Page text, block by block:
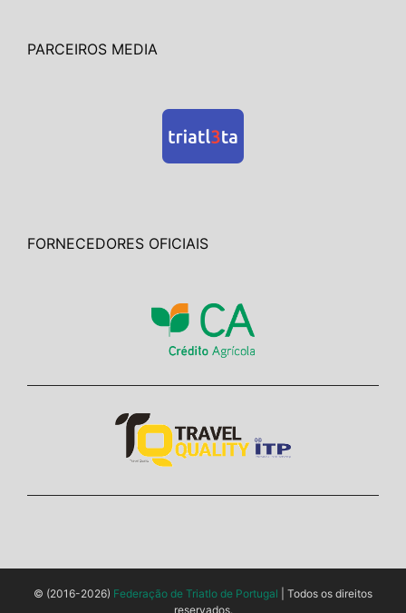
PARCEIROS MEDIA
FORNECEDORES OFICIAIS
© (2016-2026) Federação de Triatlo de Portugal | Todos os direitos
reservados.